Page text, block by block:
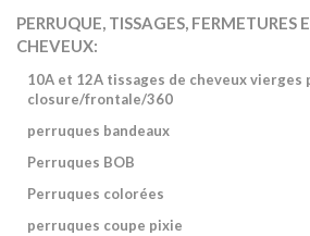
PERRUQUE, TISSAGES, FERMETURES
CHEVEUX:
10A et 12A tissages de cheveux vierges
closure/frontale/360
perruques bandeaux
Perruques BOB
Perruques colorées
perruques coupe pixie